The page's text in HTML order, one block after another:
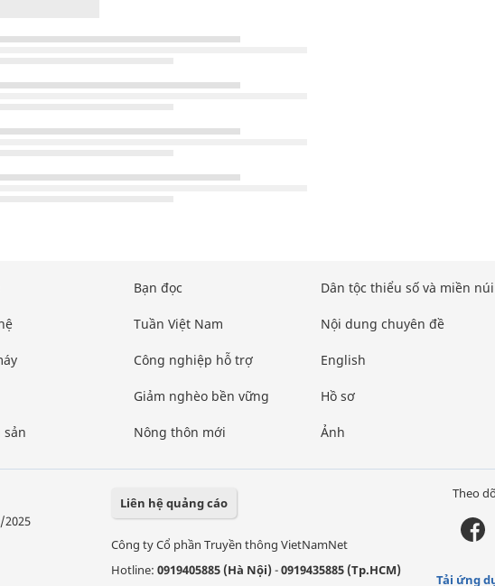
sản
Bạn đọc
Tuần Việt Nam
Công nghiệp hỗ trợ
Giảm nghèo bền vững
Nông thôn mới
Dân tộc thiểu số và miền núi
Nội dung chuyên đề
English
Hồ sơ
Ảnh
2025
Liên hệ quảng cáo
Công ty Cổ phần Truyền thông VietNamNet
Hotline: 0919405885 (Hà Nội)-0919435885 (Tp.HCM)
Theo
Tải ứng